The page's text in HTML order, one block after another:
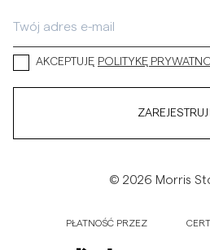
AKCEPTUJĘ POLITYKĘ
© 2026 Morris
PŁATNOŚĆ PRZEZ